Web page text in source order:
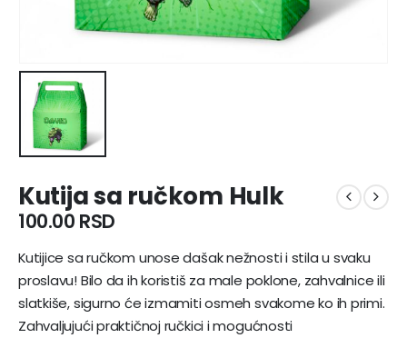
Kutija sa ručkom Hulk
100.00 RSD
Kutijice sa ručkom unose dašak nežnosti i stila u svaku
proslavu! Bilo da ih koristiš za male poklone, zahvalnice ili
slatkiše, sigurno će izmamiti osmeh svakome ko ih primi.
Zahvaljujući praktičnoj ručkici i mogućnosti